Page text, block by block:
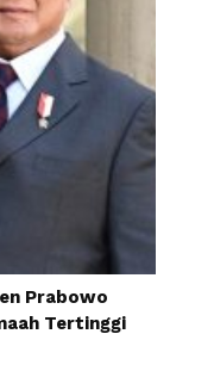
Prabowo
Tertinggi